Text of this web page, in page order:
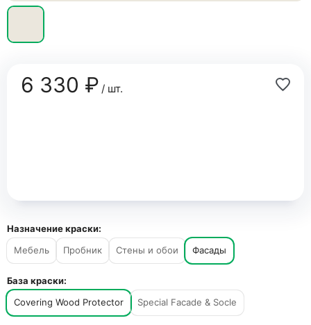
6 330 ₽/ шт.
Назначение краски:
Мебель
Пробник Стены и обои Фасады
База краски:
Covering Wood Protector
Special Facade & Socle